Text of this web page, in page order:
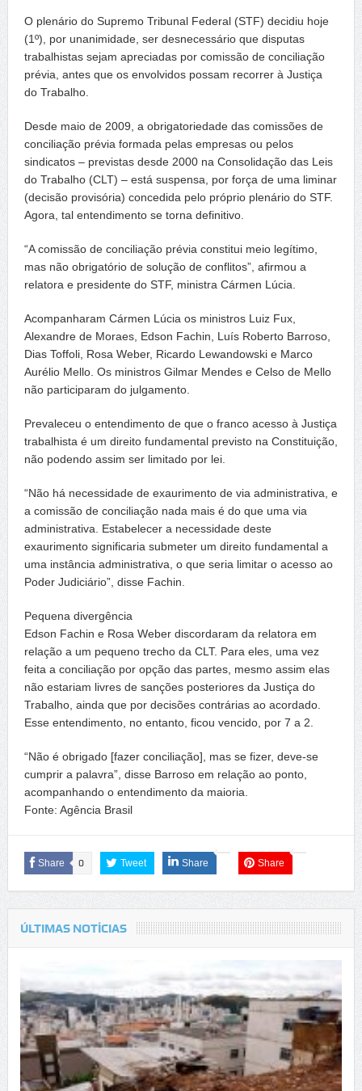
O plenário do Supremo Tribunal Federal (STF) decidiu hoje
(1º), por unanimidade, ser desnecessário que disputas
trabalhistas sejam apreciadas por comissão de conciliação
prévia, antes que os envolvidos possam recorrer à Justiça
do Trabalho.
Desde maio de 2009, a obrigatoriedade das comissões de
conciliação prévia formada pelas empresas ou pelos
sindicatos – previstas desde 2000 na Consolidação das Leis
do Trabalho (CLT) – está suspensa, por força de uma liminar
(decisão provisória) concedida pelo próprio plenário do STF.
Agora, tal entendimento se torna definitivo.
“A comissão de conciliação prévia constitui meio legítimo,
mas não obrigatório de solução de conflitos”, afirmou a
relatora e presidente do STF, ministra Cármen Lúcia.
Acompanharam Cármen Lúcia os ministros Luiz Fux,
Alexandre de Moraes, Edson Fachin, Luís Roberto Barroso,
Dias Toffoli, Rosa Weber, Ricardo Lewandowski e Marco
Aurélio Mello. Os ministros Gilmar Mendes e Celso de Mello
não participaram do julgamento.
Prevaleceu o entendimento de que o franco acesso à Justiça
trabalhista é um direito fundamental previsto na Constituição,
não podendo assim ser limitado por lei.
“Não há necessidade de exaurimento de via administrativa, e
a comissão de conciliação nada mais é do que uma via
administrativa. Estabelecer a necessidade deste
exaurimento significaria submeter um direito fundamental a
uma instância administrativa, o que seria limitar o acesso ao
Poder Judiciário”, disse Fachin.
Pequena divergência
Edson Fachin e Rosa Weber discordaram da relatora em
relação a um pequeno trecho da CLT. Para eles, uma vez
feita a conciliação por opção das partes, mesmo assim elas
não estariam livres de sanções posteriores da Justiça do
Trabalho, ainda que por decisões contrárias ao acordado.
Esse entendimento, no entanto, ficou vencido, por 7 a 2.
“Não é obrigado [fazer conciliação], mas se fizer, deve-se
cumprir a palavra”, disse Barroso em relação ao ponto,
acompanhando o entendimento da maioria.
Fonte: Agência Brasil
Share 0 Tweet Share Share
ÚLTIMAS NOTÍCIAS